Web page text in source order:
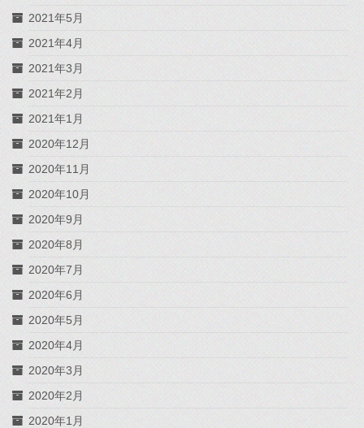
2021年5月
2021年4月
2021年3月
2021年2月
2021年1月
2020年12月
2020年11月
2020年10月
2020年9月
2020年8月
2020年7月
2020年6月
2020年5月
2020年4月
2020年3月
2020年2月
2020年1月